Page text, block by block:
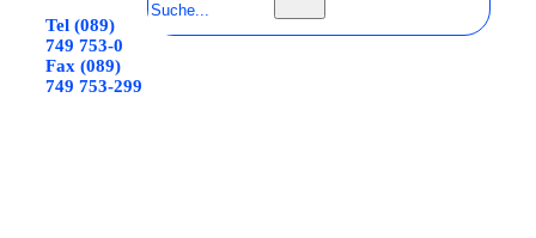
Tel (089)
749 753-0
Fax (089)
749 753-299